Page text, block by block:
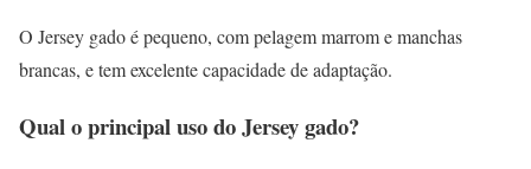
O Jersey gado é pequeno, com pelagem marrom e manchas
brancas, e tem excelente capacidade de adaptação.
Qual o principal uso do Jersey gado?